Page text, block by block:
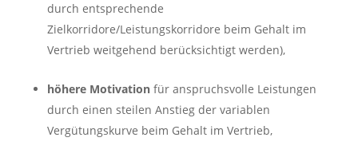
durch entsprechende
Zielkorridore/Leistungskorridore beim Gehalt im
Vertrieb weitgehend berücksichtigt werden),
höhere Motivationfür anspruchsvolle Leistungen
durch einen steilen Anstieg der variablen
Vergütungskurve beim Gehalt im Vertrieb,